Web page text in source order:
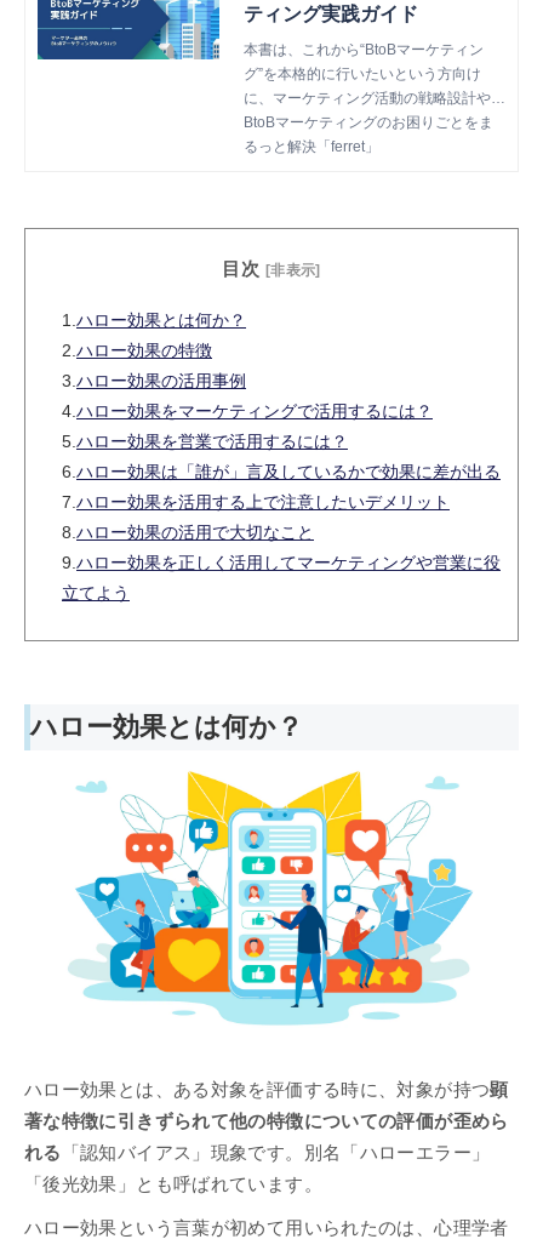
ティング実践ガイド
本書は、これから“BtoBマーケティン
グ”を本格的に行いたいという方向け
に、マーケティング活動の戦略設計や各
種施策のTipsを網羅した資料です。
BtoBマーケティングのお困りごとをま
るっと解決「ferret」
目次 [非表示]
1. ハロー効果とは何か？
2. ハロー効果の特徴
3. ハロー効果の活用事例
4. ハロー効果をマーケティングで活用するには？
5. ハロー効果を営業で活用するには？
6. ハロー効果は「誰が」言及しているかで効果に差が出る
7. ハロー効果を活用する上で注意したいデメリット
8. ハロー効果の活用で大切なこと
9. ハロー効果を正しく活用してマーケティングや営業に役
立てよう
ハロー効果とは何か？
ハロー効果とは、ある対象を評価する時に、対象が持つ顕
著な特徴に引きずられて他の特徴についての評価が歪めら
れる
「認知バイアス」現象です。別名「ハローエラー」
「後光効果」とも呼ばれています。
ハロー効果という言葉が初めて用いられたのは、心理学者